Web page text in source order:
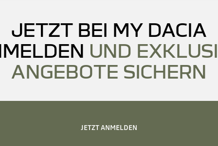
JETZT BEI MY DACIA
UND
ANGEBOTE SICHERN
JETZT ANMELDEN